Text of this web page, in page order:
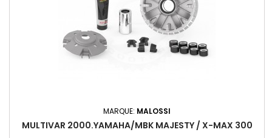
MARQUE: MALOSSI
MULTIVAR 2000.YAMAHA/MBK MAJESTY / X-MAX 300